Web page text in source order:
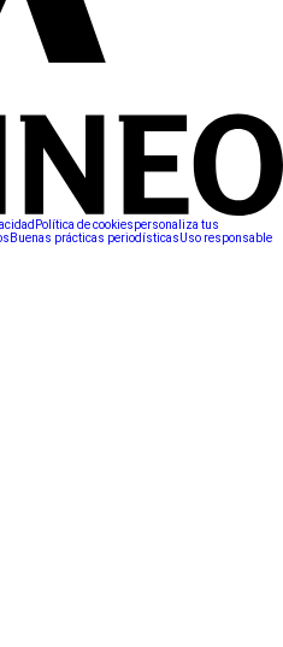
Política de cookiespersonaliza tus
Buenas prácticas periodísticasUso responsable